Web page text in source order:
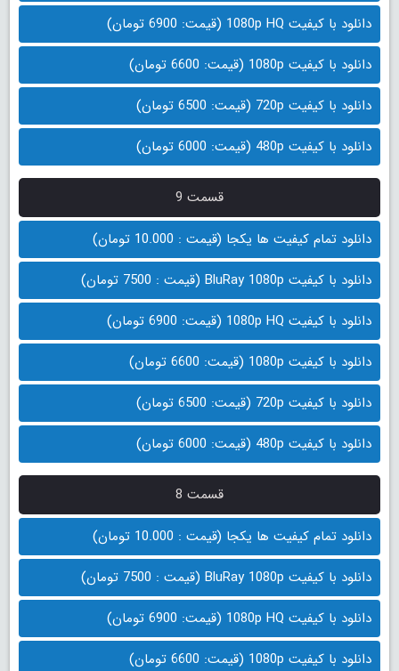
دانلود با کیفیت 1080p HQ (قیمت: 6900 تومان)
دانلود با کیفیت 1080p (قیمت: 6600 تومان)
دانلود با کیفیت 720p (قیمت: 6500 تومان)
دانلود با کیفیت 480p (قیمت: 6000 تومان)
قسمت 9
دانلود تمام کیفیت ها یکجا (قیمت : 10.000 تومان)
دانلود با کیفیت BluRay 1080p (قیمت : 7500 تومان)
دانلود با کیفیت 1080p HQ (قیمت: 6900 تومان)
دانلود با کیفیت 1080p (قیمت: 6600 تومان)
دانلود با کیفیت 720p (قیمت: 6500 تومان)
دانلود با کیفیت 480p (قیمت: 6000 تومان)
قسمت 8
دانلود تمام کیفیت ها یکجا (قیمت : 10.000 تومان)
دانلود با کیفیت BluRay 1080p (قیمت : 7500 تومان)
دانلود با کیفیت 1080p HQ (قیمت: 6900 تومان)
دانلود با کیفیت 1080p (قیمت: 6600 تومان)